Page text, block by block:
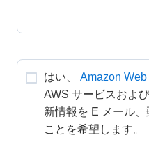
はい、 Amazon
AWS サービスおよ
新情報を E メール
ことを希望します。